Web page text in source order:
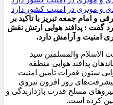
و امام جمعه تبریز با تاکید بر
گفت : پدافند هوایی ارتش نقش
امنیت و آرامش دارد.
الاسلام والمسلمین سید
پدافند هوایی منطقه
ستون فقرات تامین امنیت
روز افزون نیروی
مسلح قدرت بازدارندگی و
کرده است.